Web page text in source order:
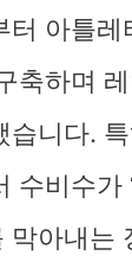
터 아틀
축하며
습니다.
수비수가
막아내는